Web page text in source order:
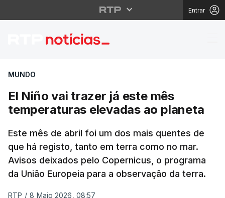
Entrar
El Niño vai trazer já
MUNDO
El Niño vai trazer já este mês
temperaturas elevadas ao planeta
Este mês de abril foi um dos mais quentes de
que há registo, tanto em terra como no mar.
Avisos deixados pelo Copernicus, o programa
da União Europeia para a observação da terra.
RTP / 8 Maio 2026, 08:57